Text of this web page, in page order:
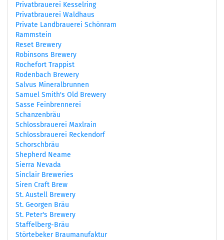
Privatbrauerei Kesselring
Privatbrauerei Waldhaus
Private Landbrauerei Schönram
Rammstein
Reset Brewery
Robinsons Brewery
Rochefort Trappist
Rodenbach Brewery
Salvus Mineralbrunnen
Samuel Smith's Old Brewery
Sasse Feinbrennerei
Schanzenbräu
Schlossbrauerei Maxlrain
Schlossbrauerei Reckendorf
Schorschbräu
Shepherd Neame
Sierra Nevada
Sinclair Breweries
Siren Craft Brew
St. Austell Brewery
St. Georgen Bräu
St. Peter's Brewery
Staffelberg-Bräu
Störtebeker Braumanufaktur